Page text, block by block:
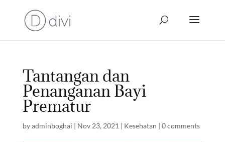
Tantangan dan
Penanganan Bayi
Prematur
byadminboghai | Nov 23, 2021 | Kesehatan | 0 comments